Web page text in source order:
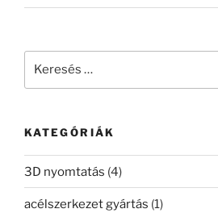
KATEGÓRIÁK
3D nyomtatás (4)
acélszerkezet gyártás (1)